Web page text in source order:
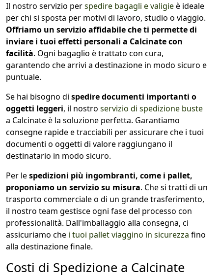
Il nostro servizio perspedire bagagli e valigieè ideale
per chi si sposta per motivi di lavoro, studio o viaggio.
Offriamo un servizio affidabile che ti permette di
inviare i tuoi effetti personali a Calcinate con
facilità. Ogni bagaglio è trattato con cura,
garantendo che arrivi a destinazione in modo sicuro e
puntuale.
Se hai bisogno di spedire documenti importanti o
oggetti leggeri, il nostro servizio di spedizione buste
a Calcinate è la soluzione perfetta. Garantiamo
consegne rapide e tracciabili per assicurare che i tuoi
documenti o oggetti di valore raggiungano il
destinatario in modo sicuro.
Per lespedizioni più ingombranti, come i pallet,
proponiamo un servizio su misura. Che si tratti di un
trasporto commerciale o di un grande trasferimento,
il nostro team gestisce ogni fase del processo con
professionalità. Dall'imballaggio alla consegna, ci
assicuriamo che i tuoi pallet viaggino in sicurezza fino
alla destinazione finale.
Costi di Spedizione a Calcinate